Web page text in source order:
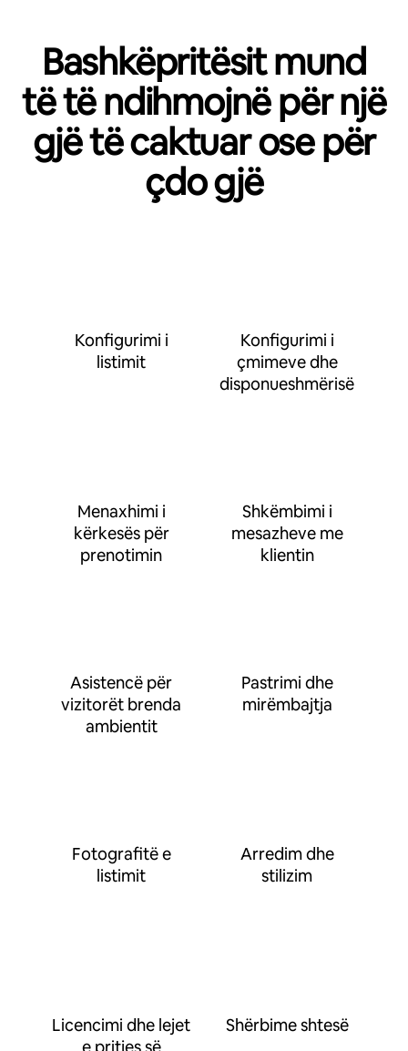
Bashkëpritësit mund
të të ndihmojnë për një
gjë të caktuar ose për
çdo gjë
Konfigurimi i
listimit
Konfigurimi i
çmimeve dhe
disponueshmërisë
Menaxhimi i
kërkesës për
prenotimin
Shkëmbimi i
mesazheve me
klientin
Asistencë për
vizitorët brenda
ambientit
Pastrimi dhe
mirëmbajtja
Fotografitë e
listimit
Arredim dhe
stilizim
Licencimi dhe lejet
Shërbime shtesë